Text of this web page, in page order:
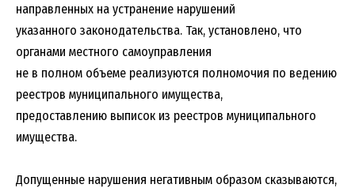
направленных на устранение нарушений
указанного законодательства. Так, установлено, что
органами местного самоуправления
не в полном объеме реализуются полномочия по ведению
реестров муниципального имущества,
предоставлению выписок из реестров муниципального
имущества.
Допущенные нарушения негативным образом сказываются,